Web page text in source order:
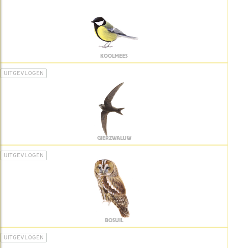
KOOLMEES
UITGEVLOGEN
GIERZWALUW
UITGEVLOGEN
BOSUIL
UITGEVLOGEN